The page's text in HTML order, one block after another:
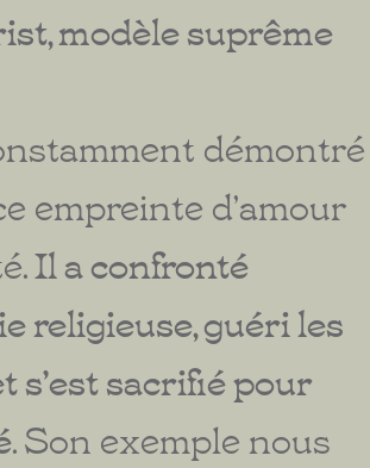
modèle suprême
démontré
empreinte d’amour
Il a confronté
religieuse, guéri les
s’est sacrifié pour
. Son exemple nous